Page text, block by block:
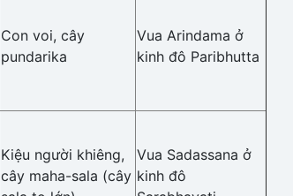
Con voi, cây
pundarika
Vua Arindama ở
kinh đô Paribhutta
Kiệu người khiêng,
cây maha-sala (cây
Vua Sadassana ở
kinh đô